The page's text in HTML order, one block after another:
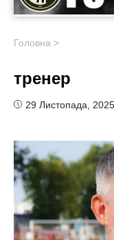
Головна >
тренер
29 Листопада, 2025